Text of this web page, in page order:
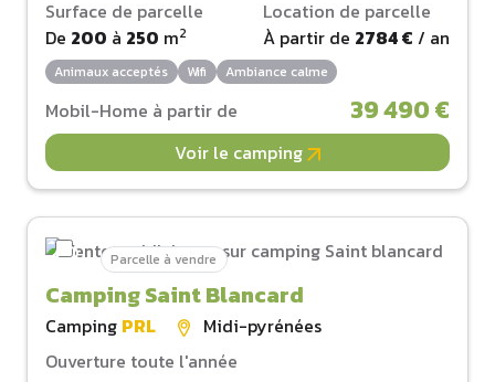
Surface de parcelle
De 200 à 250 m2
Location de parcelle
À partir de 2784 € / an
Animaux acceptés Wifi Ambiance calme
Mobil-Home à partir de 39 490 €
Voir le camping
Parcelle à vendre
Camping Saint Blancard
Camping PRL
Midi-pyrénées
Ouverture toute l'année